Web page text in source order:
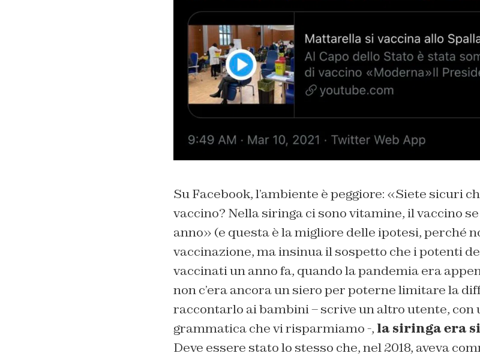
Su Facebook, l’ambiente è peggiore: «Siete sicuri
vaccino? Nella siringa ci sono vitamine, il vaccino
anno» (e questa è la migliore delle ipotesi, perché
vaccinazione, ma insinua il sospetto che i potenti
vaccinati un anno fa, quando la pandemia era
non c’era ancora un siero per poterne limitare la
raccontarlo ai bambini – scrive un altro utente,
grammatica che vi risparmiamo -, la siringa era
Deve essere stato lo stesso che, nel 2018, aveva